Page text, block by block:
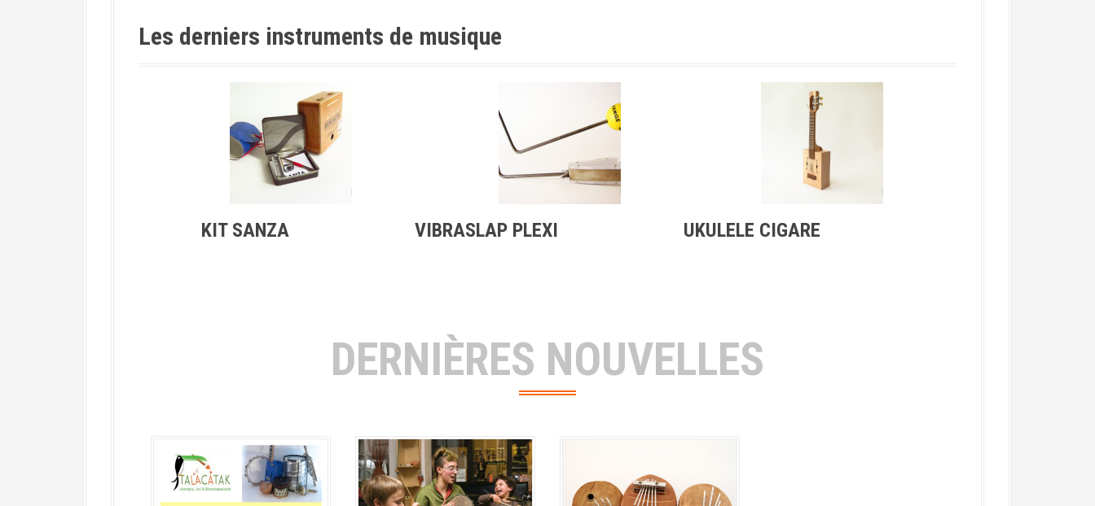
Les derniers instruments de musique
KIT SANZA VIBRASLAP PLEXI UKULELE CIGARE
DERNIÈRES NOUVELLES